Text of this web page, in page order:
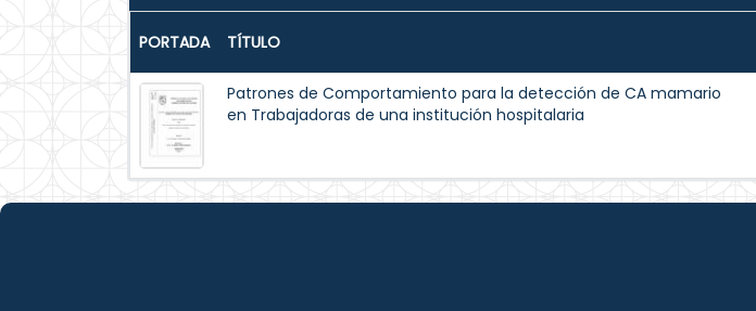
PORTADA TÍTULO
Patrones de Comportamiento para la detección de CA mamario
en Trabajadoras de una institución hospitalaria